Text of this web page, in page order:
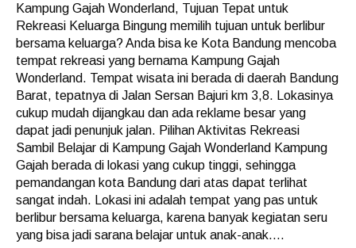
Kampung Gajah Wonderland, Tujuan Tepat untuk
Rekreasi Keluarga Bingung memilih tujuan untuk berlibur
bersama keluarga? Anda bisa ke Kota Bandung mencoba
tempat rekreasi yang bernama Kampung Gajah
Wonderland. Tempat wisata ini berada di daerah Bandung
Barat, tepatnya di Jalan Sersan Bajuri km 3,8. Lokasinya
cukup mudah dijangkau dan ada reklame besar yang
dapat jadi penunjuk jalan. Pilihan Aktivitas Rekreasi
Sambil Belajar di Kampung Gajah Wonderland Kampung
Gajah berada di lokasi yang cukup tinggi, sehingga
pemandangan kota Bandung dari atas dapat terlihat
sangat indah. Lokasi ini adalah tempat yang pas untuk
berlibur bersama keluarga, karena banyak kegiatan seru
yang bisa jadi sarana belajar untuk anak-anak....